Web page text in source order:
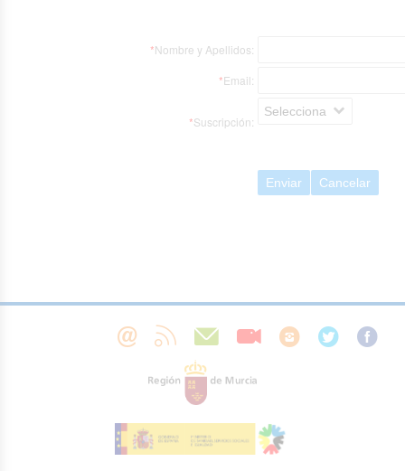
*Nombre y Apellidos:
*Email:
*Suscripción:
Selecciona
Enviar Cancelar